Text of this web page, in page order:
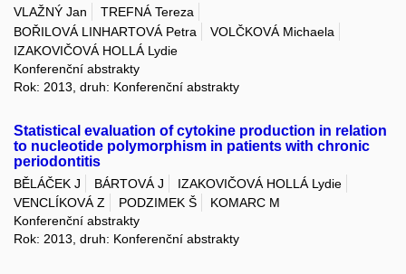
VLAŽNÝ Jan
TREFNÁ Tereza
BOŘILOVÁ LINHARTOVÁ Petra
VOLČKOVÁ Michaela
IZAKOVIČOVÁ HOLLÁ Lydie
Konferenční abstrakty
Rok: 2013, druh: Konferenční abstrakty
Statistical evaluation of cytokine production in relation
to nucleotide polymorphism in patients with chronic
periodontitis
BĚLÁČEK J BÁRTOVÁ J
IZAKOVIČOVÁ HOLLÁ Lydie
VENCLÍKOVÁ Z
PODZIMEK Š
KOMARC M
Konferenční abstrakty
Rok: 2013, druh: Konferenční abstrakty